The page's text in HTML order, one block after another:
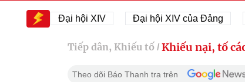
Đại hội XIV Đại hội XIV của Đảng 23/
Tiếp dân, Khiếu tố / Khiếu nại, tố
Theo dõi Báo Thanh tra trên